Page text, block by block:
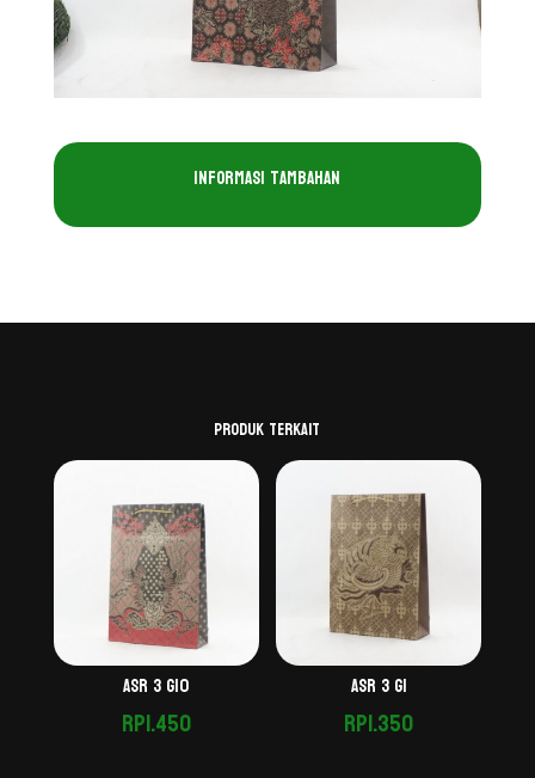
Informasi Tambahan
Produk Terkait
Asr 3 G10
Rp1.450
Asr 3 G1
Rp1.350